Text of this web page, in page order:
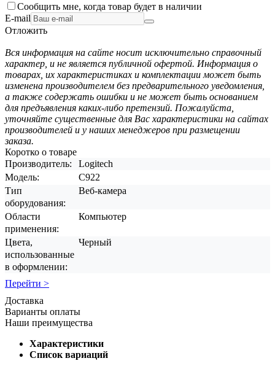
Сообщить мне, когда товар будет в наличии
E-mail
Отложить
Вся информация на сайте носит исключительно справочный
характер, и не является публичной офертой. Информация о
товарах, их характеристиках и комплектации может быть
изменена производителем без предварительного уведомления,
а также содержать ошибки и не может быть основанием
для предъявления каких-либо претензий. Пожалуйста,
уточняйте существенные для Вас характеристики на сайтах
производителей и у наших менеджеров при размещении
заказа.
Коротко о товаре
Производитель:
Logitech
Модель:
C922
Тип
оборудования:
Веб-камера
Области
применения:
Компьютер
Цвета,
использованные
в оформлении:
Черный
Перейти >
Доставка
Варианты оплаты
Наши преимущества
Характеристики
Список вариаций